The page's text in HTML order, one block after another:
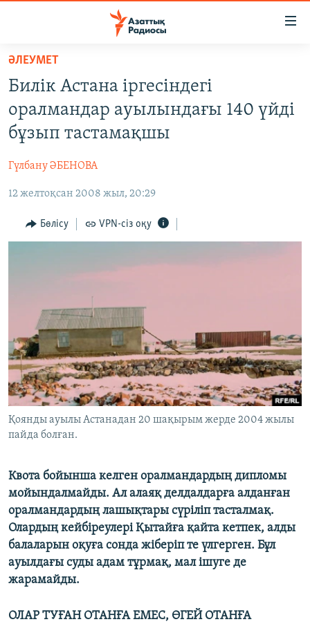
Skip
main
content
Skip
main
Navigation
Skip
Search
AZATTYQTV
АДАМ ҚҰҚЫҚТАРЫ
ӘЛЕУМЕТ
ӘЛЕМ
ЖАЗЫЛЫҢЫЗ
Басқа тілдерде
ӘЛЕУМЕТ
Билік Астана іргесіндегі
оралмандар ауылындағы 140 үйді
бұзып тастамақшы
Гүлбану ӘБЕНОВА
12 желтоқсан 2008 жыл, 20:29
Бөлісу VPN-сіз оқу
Қоянды ауылы Астанадан 20 шақырым жерде 2004 жылы
пайда болған.
Квота бойынша келген оралмандардың дипломы
мойындалмайды. Ал алаяқ делдалдарға алданған
оралмандардың лашықтары сүріліп тасталмақ.
Олардың кейбіреулері Қытайға қайта кетпек, алды
балаларын оқуға сонда жіберіп те үлгерген. Бұл
ауылдағы суды адам тұрмақ, мал ішуге де
жарамайды.
ОЛАР ТУҒАН ОТАНҒА ЕМЕС, ӨГЕЙ ОТАНҒА